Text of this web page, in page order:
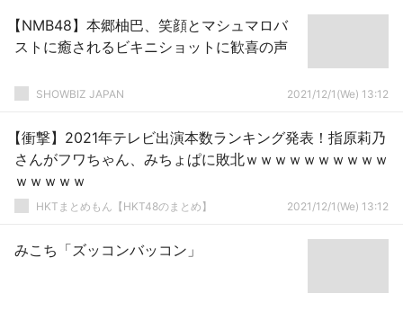
【NMB48】本郷柚巴、笑顔とマシュマロバ
ストに癒されるビキニショットに歓喜の声
SHOWBIZ JAPAN 2021/12/1(We) 13:12
【衝撃】2021年テレビ出演本数ランキング発表！指原莉乃
さんがフワちゃん、みちょぱに敗北ｗｗｗｗｗｗｗｗｗｗ
ｗｗｗｗｗ
HKTまとめもん【HKT48のまとめ】 2021/12/1(We) 13:12
みこち「ズッコンバッコン」